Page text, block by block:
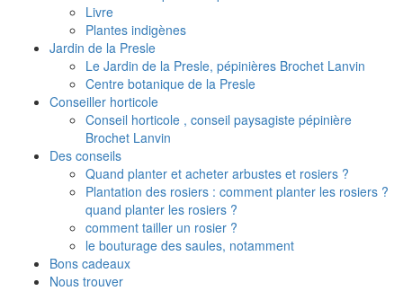
Livre
Plantes indigènes
Jardin de la Presle
Le Jardin de la Presle, pépinières Brochet Lanvin
Centre botanique de la Presle
Conseiller horticole
Conseil horticole , conseil paysagiste pépinière
Brochet Lanvin
Des conseils
Quand planter et acheter arbustes et rosiers ?
Plantation des rosiers : comment planter les rosiers ?
quand planter les rosiers ?
comment tailler un rosier ?
le bouturage des saules, notamment
Bons cadeaux
Nous trouver